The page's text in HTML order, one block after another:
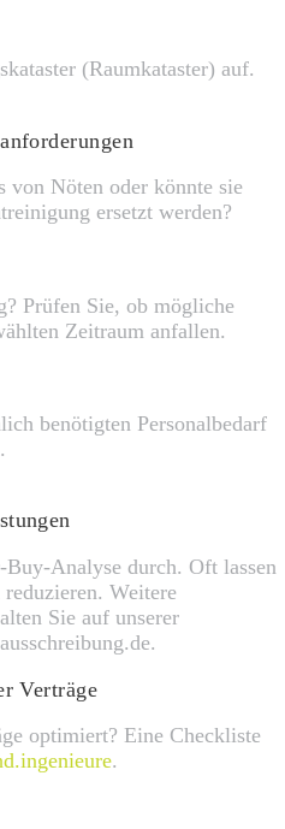
(Raumkataster) auf.
von Nöten oder könnte sie
ersetzt werden?
Prüfen Sie, ob mögliche
Zeitraum anfallen.
benötigten Personalbedarf
Analyse durch. Oft lassen
Weitere
Sie auf unserer
Verträge
optimiert? Eine Checkliste
.